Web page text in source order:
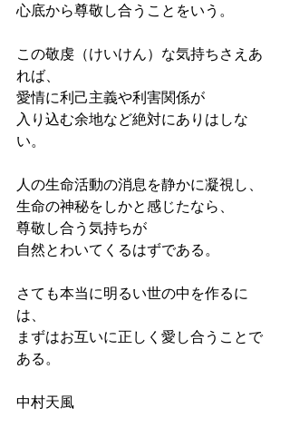
心底から尊敬し合うことをいう。
この敬虔（けいけん）な気持ちさえあ
れば、
愛情に利己主義や利害関係が
入り込む余地など絶対にありはしな
い。
人の生命活動の消息を静かに凝視し、
生命の神秘をしかと感じたなら、
尊敬し合う気持ちが
自然とわいてくるはずである。
さても本当に明るい世の中を作るに
は、
まずはお互いに正しく愛し合うことで
ある。
中村天風